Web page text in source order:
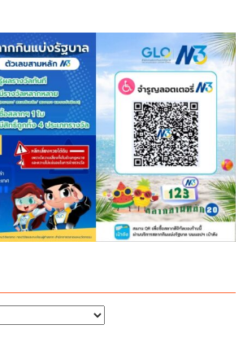
กรุณา
ขับ
รถ
ช้าๆ
หน่อย
เฉี่ยว
ชน
เด็ก
ล้ม
ได้
รับ
บาด